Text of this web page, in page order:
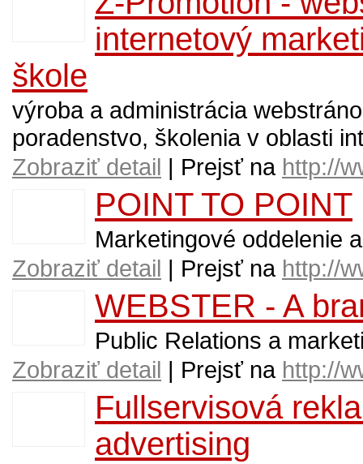
internetový
škole
výroba a administrácia
poradenstvo, školenia v oblasti
Zobraziť detail | Prejsť na http://
POINT TO POINT
Marketingové oddelenie
Zobraziť detail | Prejsť na http://
WEBSTER - A
Public Relations a
Zobraziť detail | Prejsť na http://
Fullservisová
advertising